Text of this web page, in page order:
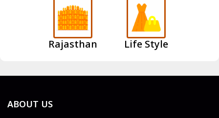
Rajasthan Life Style
ABOUT US